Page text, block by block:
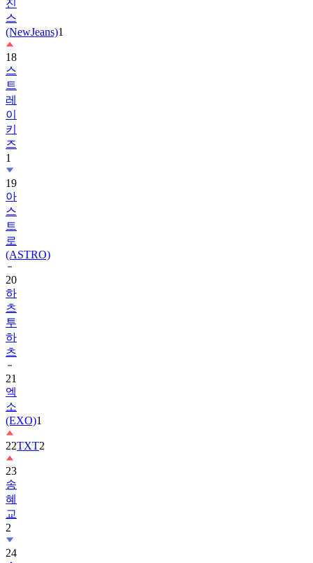
(NewJeans)
18
스
트
레
이
키
즈
1
19
아
스
트
로
(ASTRO)
20
하
츠
투
하
츠
21
엑
소
(EXO)
22TXT2
23
송
혜
교
2
24
수
지